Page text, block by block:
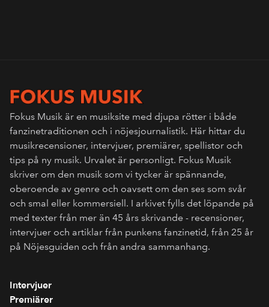
Fokus Musik är en musiksite med djupa rötter i både
fanzinetraditionen och i nöjesjournalistik. Här hittar du
musikrecensioner, intervjuer, premiärer, spellistor och
tips på ny musik. Urvalet är personligt. Fokus Musik
skriver om den musik som vi tycker är spännande,
oberoende av genre och oavsett om den ses som svår
och smal eller kommersiell. I arkivet fylls det löpande på
med texter från mer än 45 års skrivande - recensioner,
intervjuer och artiklar från punkens fanzinetid, från 25 år
på Nöjesguiden och från andra sammanhang.
Intervjuer
Premiärer